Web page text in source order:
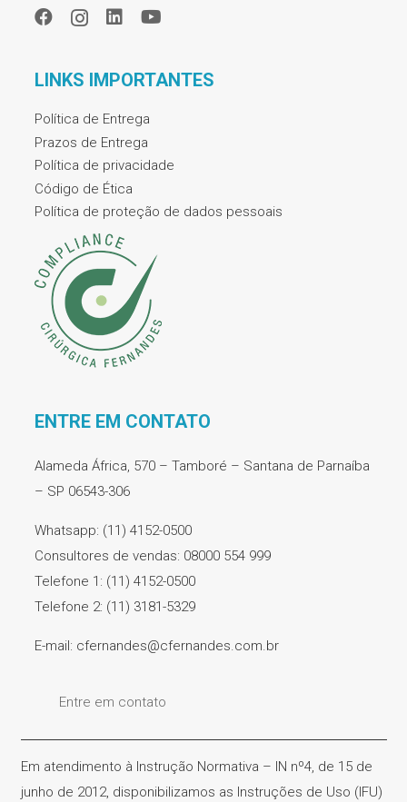
LINKS IMPORTANTES
Política de Entrega
Prazos de Entrega
Política de privacidade
Código de Ética
Política de proteção de dados pessoais
ENTRE EM CONTATO
Alameda África, 570 – Tamboré – Santana de Parnaíba
– SP 06543-306
Whatsapp: (11) 4152-0500
Consultores de vendas: 08000 554 999
Telefone 1: (11) 4152-0500
Telefone 2: (11) 3181-5329
E-mail: cfernandes@cfernandes.com.br
Entre em contato
Em atendimento à Instrução Normativa – IN nº4, de 15 de
junho de 2012, disponibilizamos as Instruções de Uso (IFU)